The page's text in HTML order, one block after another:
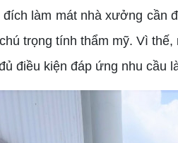
làm mát nhà xưởng cần
trọng tính thẩm mỹ. Vì
điều kiện đáp ứng nhu cầu